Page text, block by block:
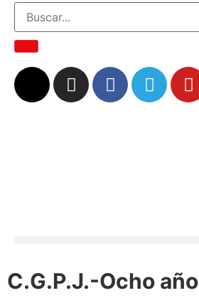
C.G.P.J.-Ocho